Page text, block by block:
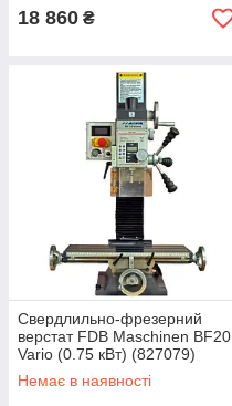
18 860 ₴
Свердлильно-фрезерний
верстат FDB Maschinen BF20
Vario (0.75 кВт) (827079)
Немає в наявності